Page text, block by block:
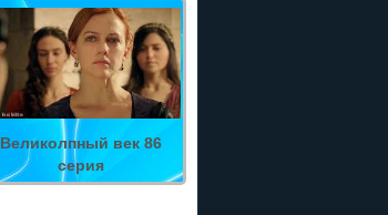
Великолпный век 86
серия